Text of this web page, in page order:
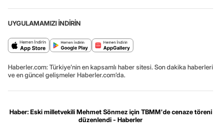
UYGULAMAMIZI İNDİRİN
Haberler.com: Türkiye’nin en kapsamlı haber sitesi. Son dakika haberleri
ve en güncel gelişmeler Haberler.com’da.
Haber: Eski milletvekili Mehmet Sönmez için TBMM'de cenaze töreni
düzenlendi - Haberler